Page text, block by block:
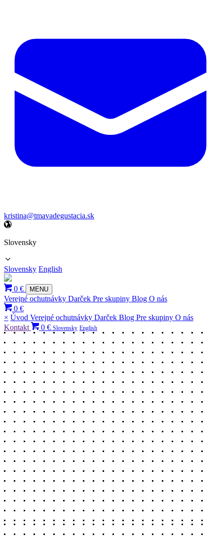
kristina@tmavadegustacia.sk
Slovensky
Slovensky English
0 € MENU
Verejné ochutnávky Darček Pre skupiny Blog O nás
0 €
× Úvod Verejné ochutnávky Darček Blog Pre skupiny O nás
Kontakt
0 € Slovensky English